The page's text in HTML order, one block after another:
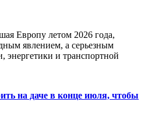
Европу летом 2026 года,
явлением, а серьезным
энергетики и транспортной
на даче в конце июля, чтобы